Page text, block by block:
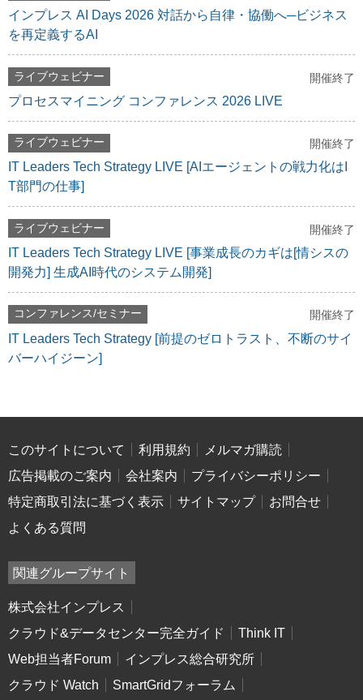
インプレス AI Days 2026 対話から自律・協働へ─ビジネス
を再定義するAI
ライブウェビナー 開催終了
プロセスマイニング コンファレンス 2026 LIVE
ライブウェビナー 開催終了
IT Leaders Tech Strategy LIVE [AIエージェントの戦力化はI
T部門の仕事]
ライブウェビナー 開催終了
IT Leaders Tech Strategy LIVE [事業成長のカギは[情シスの
開発力] 生成AI時代のシステム開発]
コンファレンス/セミナー 開催終了
IT Leaders Tech Strategy [前提のゼロトラスト、不断のサイ
バーハイジーン]
このサイトについて 利用規約
メルマガ購読
広告掲載のご案内
会社案内
プライバシーポリシー
特定商取引法に基づく表示
サイトマップ
お問合せ
よくある質問
関連グループサイト
株式会社インプレス
クラウド&データセンター完全ガイド
Think IT
Web担当者Forum
インプレス総合研究所
クラウド Watch
SmartGridフォーラム